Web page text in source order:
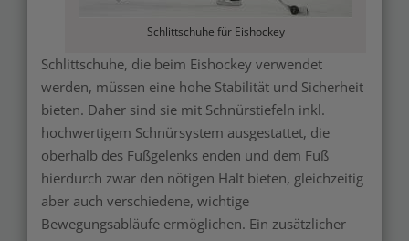
Schlittschuhe für Eishockey
Schlittschuhe, die beim Eishockey verwendet
werden, müssen eine hohe Stabilität und Sicherheit
bieten. Daher sind sie mit Schnürstiefeln inkl.
hochwertigem Schnürsystem ausgestattet, die
oberhalb des Fußgelenks enden und dem Fuß
hierdurch zwar den nötigen Halt bieten, gleichzeitig
aber auch verschiedene, wichtige
Bewegungsabläufe ermöglichen. Ein zusätzlicher